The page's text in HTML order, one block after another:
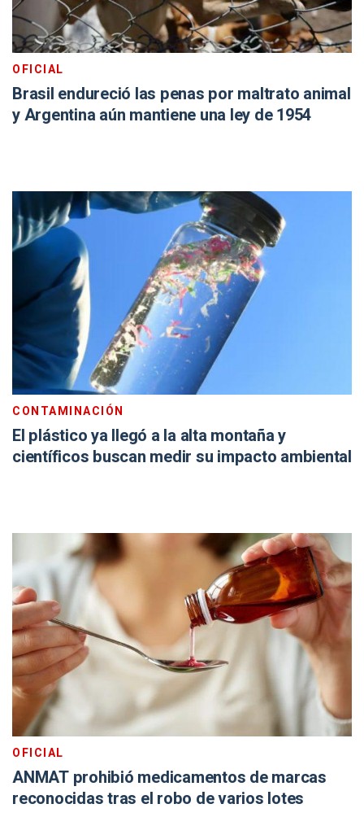
OFICIAL
Brasil endureció las penas por maltrato animal
y Argentina aún mantiene una ley de 1954
CONTAMINACIÓN
El plástico ya llegó a la alta montaña y
científicos buscan medir su impacto ambiental
OFICIAL
ANMAT prohibió medicamentos de marcas
reconocidas tras el robo de varios lotes